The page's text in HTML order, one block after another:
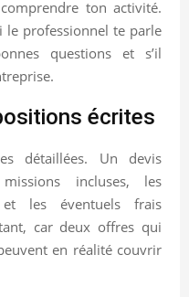
ton activité.
le professionnel te parle
questions et s’il
écrites
détaillées. Un devis
incluses, les
et les éventuels frais
car deux offres qui
en réalité couvrir